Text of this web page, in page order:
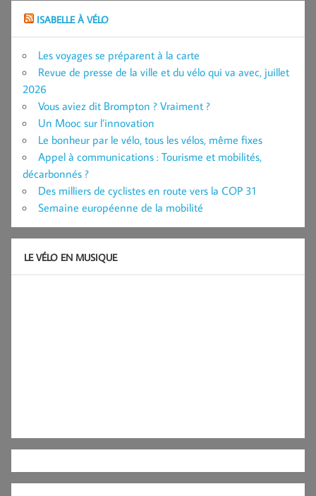
ISABELLE À VÉLO
Les voyages se préparent à la carte
Revue de presse de la ville et du vélo qui va avec, juillet
2026
Vous aviez dit Brompton ? Vraiment ?
Un Mooc sur l’innovation
Le bonheur par le vélo, tous les vélos, même fixes
Appel à communications : Tourisme et mobilités,
décarbonnés ?
Des milliers de cyclistes en route vers la COP 31
Semaine européenne de la mobilité
LE VÉLO EN MUSIQUE